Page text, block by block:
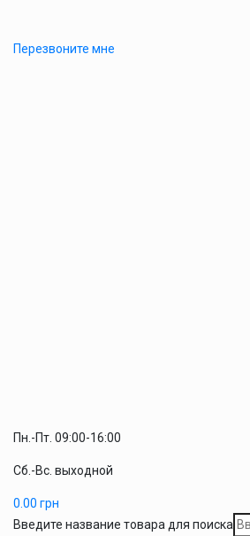
Перезвоните мне
Пн.-Пт. 09:00-16:00
Сб.-Вс. выходной
0.00 грн
Введите название товара для поиска